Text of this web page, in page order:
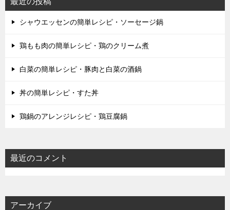
シャウエッセンの簡単レシピ・ソーセージ鍋
鶏もも肉の簡単レシピ・鶏のクリーム煮
白菜の簡単レシピ・豚肉と白菜の酒鍋
丼の簡単レシピ・すた丼
鶏鍋のアレンジレシピ・鶏豆腐鍋
最近のコメント
アーカイブ